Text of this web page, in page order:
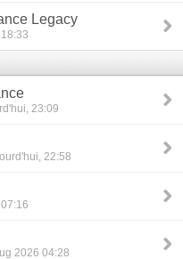
Legacy
23:09
22:58
2026 04:28